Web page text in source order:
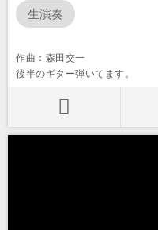
生演奏
作曲：森田交一
後半のギター弾いてます。